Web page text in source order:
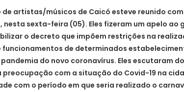
de artistas/músicos de Caicó esteve reunido
nesta sexta-feira (05). Eles fizeram um apelo ao
o decreto que impõem restrições na
funcionamentos de determinados
do novo coronavírus. Eles escutaram
preocupação com a situação do Covid-19 na
com o período em que seria realizado o